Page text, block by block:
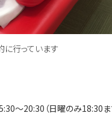
に行っています
～20:30（日曜のみ18:30ま